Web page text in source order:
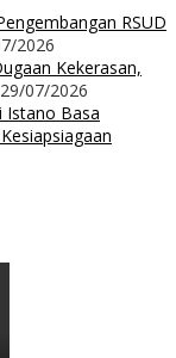
RSUD
2026
Kekerasan,
29/07/2026
Istano Basa